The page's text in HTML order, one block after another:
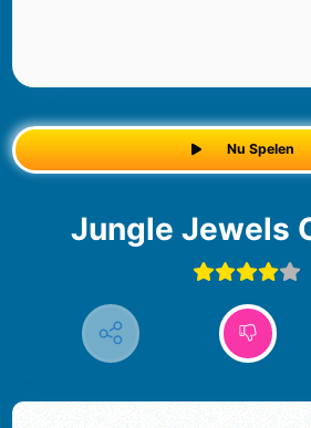
Nu Spelen
Jungle Jewels